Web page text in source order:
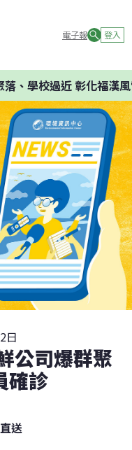
電子報 登入
、學校過近 彰化福漢風
日
公司爆群聚
確診
送